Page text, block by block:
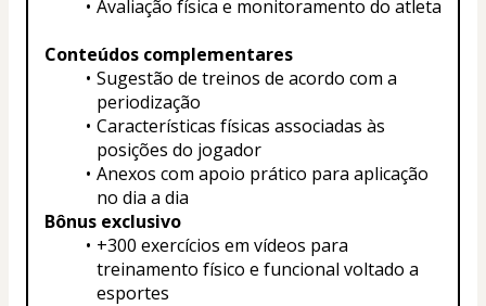
Avaliação física e monitoramento do atleta
Conteúdos complementares
Sugestão de treinos de acordo com a
periodização
Características físicas associadas às
posições do jogador
Anexos com apoio prático para aplicação
no dia a dia
Bônus exclusivo
+300 exercícios em vídeos para
treinamento físico e funcional voltado a
esportes